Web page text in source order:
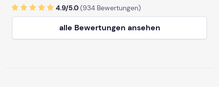
4.9/5.0(934 Bewertungen)
alle Bewertungen ansehen